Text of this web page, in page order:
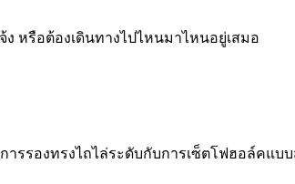
หรือต้องเดินทางไปไหนมาไหนอยู่เสมอ
ารรองทรงไถไล่ระดับกับการเซ็ตโฟฮอล์คแบ